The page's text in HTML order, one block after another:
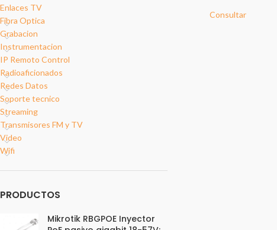
Enlaces TV
Fibra Optica
Grabacion
Instrumentacion
IP Remoto Control
Radioaficionados
Redes Datos
Soporte tecnico
Streaming
Transmisores FM y TV
Video
Wifi
PRODUCTOS
Mikrotik RBGPOE Inyector
Consultar